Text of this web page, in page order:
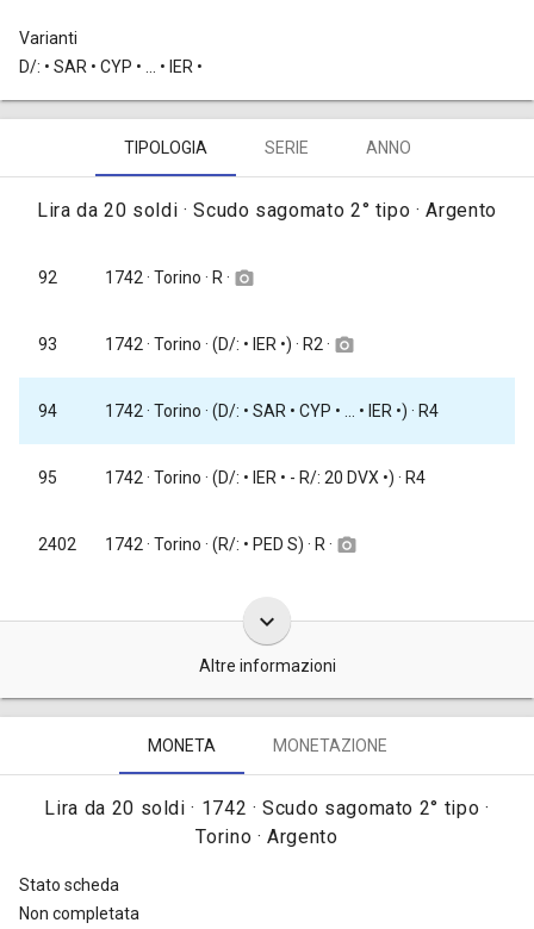
Varianti
D/: • SAR • CYP • ... • IER •
TIPOLOGIA SERIE ANNO
Lira da 20 soldi · Scudo sagomato 2° tipo · Argento
92 1742 · Torino · R · camera_alt
93 1742 · Torino · (D/: • IER •) · R2 · camera_alt
94 1742 · Torino · (D/: • SAR • CYP • ... • IER •) · R4
95 1742 · Torino · (D/: • IER • - R/: 20 DVX •) · R4
2402 1742 · Torino · (R/: • PED S) · R · camera_alt
keyboard_arrow_down
Altre informazioni
Queste monete da una lira da 20 soldi d'argento furono coniate
nel 1742, complessivamente, in 550.000 pezzi [Traina 1967, tav.
LXXIV, nota dopo il n. 119c].
MONETA MONETAZIONE
Lira da 20 soldi · 1742 · Scudo sagomato 2° tipo ·
Torino · Argento
Stato scheda
Non completata